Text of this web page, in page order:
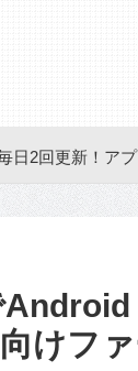
日2回更新！ア
けフ